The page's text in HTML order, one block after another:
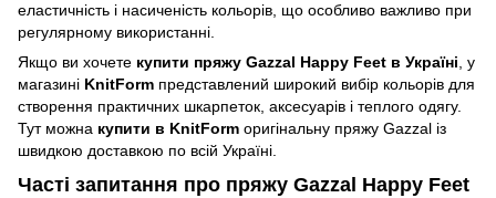
еластичність і насиченість кольорів, що особливо важливо при
регулярному використанні.
Якщо ви хочете купити пряжу Gazzal Happy Feet в Україні , у
магазині KnitForm представлений широкий вибір кольорів для
створення практичних шкарпеток, аксесуарів і теплого одягу.
Тут можна купити в KnitForm оригінальну пряжу Gazzal із
швидкою доставкою по всій Україні.
Часті запитання про пряжу Gazzal Happy Feet